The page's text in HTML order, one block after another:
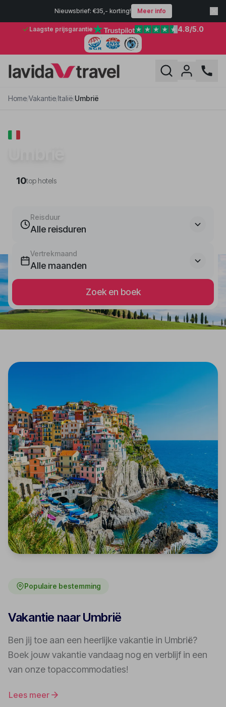
Nieuwsbrief: €35,- korting! Meer info
Laagste prijsgarantie 4.8/5.0
Home/Vakantie/Italië/Umbrië
10top hotels
Reisduur
Alle reisduren
Vertrekmaand
Alle maanden
Zoek en boek
Populaire bestemming
Vakantie naar Umbrië
Ben jij toe aan een heerlijke vakantie in Umbrië?
Boek jouw vakantie vandaag nog en verblijf in een
van onze topaccommodaties!
Lees meer